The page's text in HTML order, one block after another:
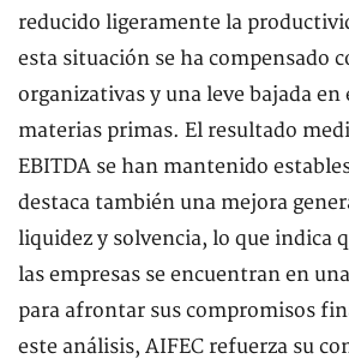
reducido ligeramente la
esta situación se ha compensado
organizativas y una leve bajada en
materias primas. El resultado
EBITDA se han mantenido
destaca también una mejora
liquidez y solvencia, lo que indica
las empresas se encuentran en
para afrontar sus compromisos
este análisis, AIFEC refuerza su